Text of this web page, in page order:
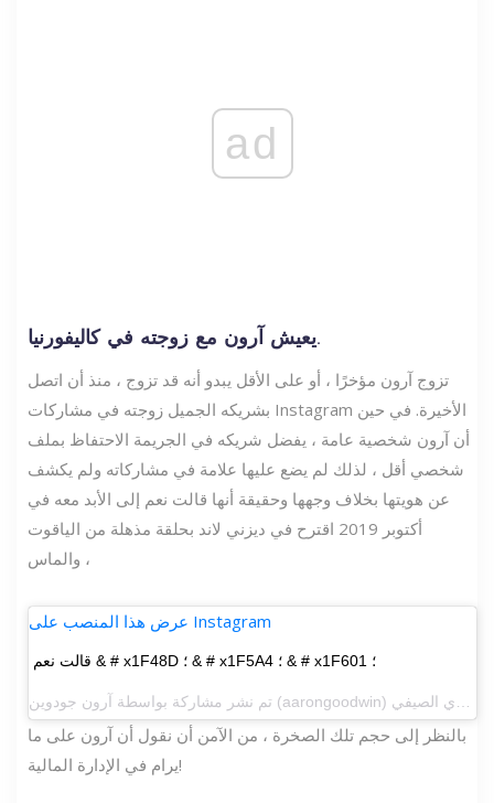
ad
يعيش آرون مع زوجته في كاليفورنيا.
تزوج آرون مؤخرًا ، أو على الأقل يبدو أنه قد تزوج ، منذ أن اتصل
بشريكه الجميل زوجته في مشاركات Instagram الأخيرة. في حين
أن آرون شخصية عامة ، يفضل شريكه في الجريمة الاحتفاظ بملف
شخصي أقل ، لذلك لم يضع عليها علامة في مشاركاته ولم يكشف
عن هويتها بخلاف وجهها وحقيقة أنها قالت نعم إلى الأبد معه في
أكتوبر 2019 اقترح في ديزني لاند بحلقة مذهلة من الياقوت
والماس ،
عرض هذا المنصب على Instagram
قالت نعم & # x1F48D ؛ & # x1F5A4 ؛ & # x1F601 ؛
تم نشر مشاركة بواسطة آرون جودوين
بالنظر إلى حجم تلك الصخرة ، من الآمن أن نقول أن آرون على ما
يرام في الإدارة المالية!